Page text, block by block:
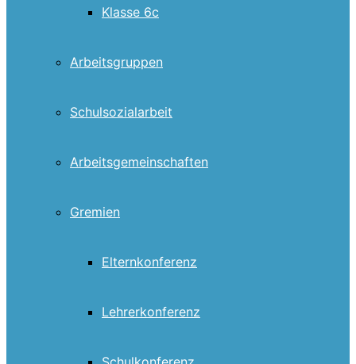
Klasse 6c
Arbeitsgruppen
Schulsozialarbeit
Arbeitsgemeinschaften
Gremien
Elternkonferenz
Lehrerkonferenz